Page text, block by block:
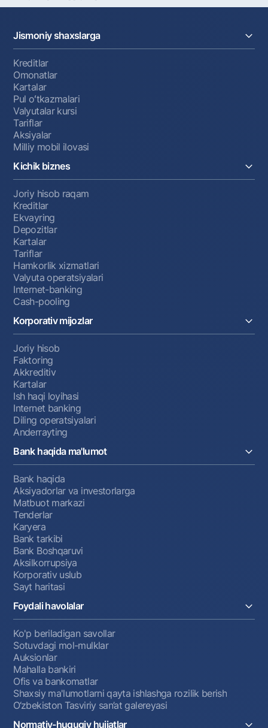
mumkin.
Jismoniy shaxslarga
Kreditlar
Omonatlar
Kartalar
Pul oʻtkazmalari
Valyutalar kursi
Tariflar
Aksiyalar
Milliy mobil ilovasi
Kichik biznes
Joriy hisob raqam
Kreditlar
Ekvayring
Depozitlar
Kartalar
Tariflar
Hamkorlik xizmatlari
Valyuta operatsiyalari
Internet-banking
Cash-pooling
Korporativ mijozlar
Joriy hisob
Faktoring
Akkreditiv
Kartalar
Ish haqi loyihasi
Internet banking
Diling operatsiyalari
Anderrayting
Bank haqida ma'lumot
Bank haqida
Aksiyadorlar va investorlarga
Matbuot markazi
Tenderlar
Karyera
Bank tarkibi
Bank Boshqaruvi
Aksilkorrupsiya
Korporativ uslub
Sayt haritasi
Foydali havolalar
Ko'p beriladigan savollar
Sotuvdagi mol-mulklar
Auksionlar
Mahalla bankiri
Ofis va bankomatlar
Shaxsiy ma'lumotlarni qayta ishlashga rozilik berish
O‘zbekiston Tasviriy san’at galereyasi
Normativ-huquqiy hujjatlar